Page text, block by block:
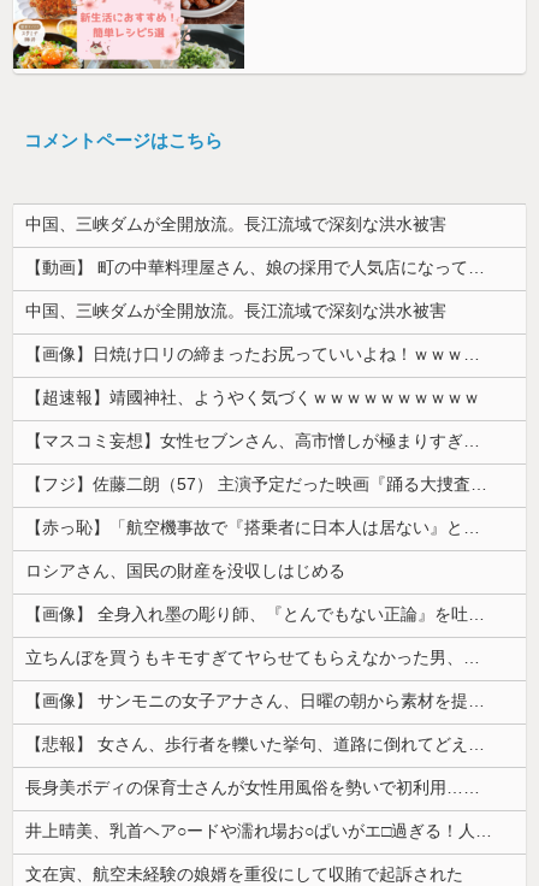
コメントページはこちら
中国、三峡ダムが全開放流。長江流域で深刻な洪水被害
【動画】 町の中華料理屋さん、娘の採用で人気店になってしまう
中国、三峡ダムが全開放流。長江流域で深刻な洪水被害
【画像】日焼け口リの締まったお尻っていいよね！ｗｗｗｗｗ
【超速報】靖國神社、ようやく気づくｗｗｗｗｗｗｗｗｗｗ
【マスコミ妄想】女性セブンさん、高市憎しが極まりすぎたのか、過去一級の低俗な「支持率下げてやる」記事を配信してしまう 想像の10倍低俗
【フジ】佐藤二朗（57） 主演予定だった映画『踊る大捜査線』スピンオフ作品の撮影中止が正式に決定
【赤っ恥】「航空機事故で『搭乗者に日本人は居ない』という発表は嫌い。人間として同じ価値だと思う」→ツッコミ殺到も「自分が気に入らないと思った」と...
ロシアさん、国民の財産を没収しはじめる
【画像】 全身入れ墨の彫り師、『とんでもない正論』を吐いて30万再生されてしまうｗｗｗｗｗｗｗ
立ちんぼを買うもキモすぎてヤらせてもらえなかった男、代わりの足コキでまさかの大量身寸米青ｗｗｗ
【画像】 サンモニの女子アナさん、日曜の朝から素材を提供してしまう
【悲報】 女さん、歩行者を轢いた挙句、道路に倒れてどえらいことになってしまうw w w w w w w
長身美ボディの保育士さんが女性用風俗を勢いで初利用…子供に絶対見せられないメスの顔でイキまくり。
井上晴美、乳首ヘア○ードや濡れ場お○ぱいがエ□過ぎる！人生最後のラスト写真集、最高！！
文在寅、航空未経験の娘婿を重役にして収賄で起訴された